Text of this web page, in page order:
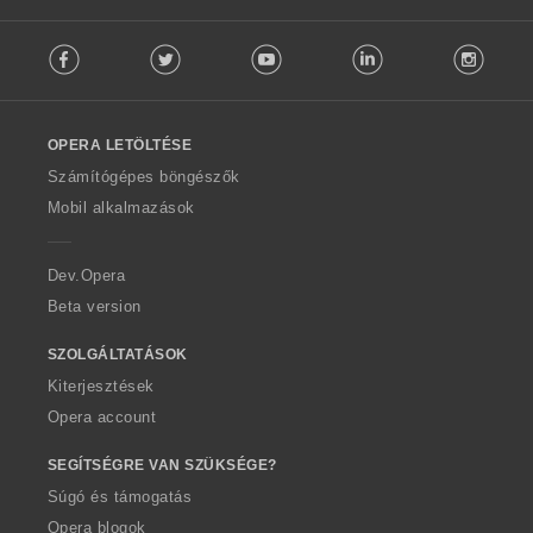
o
w
O
p
a
Facebook Twitter Youtube LinkedIn
OPERA LETÖLTÉSE
Számítógépes böngészők
Mobil alkalmazások
Dev.Opera
Beta version
SZOLGÁLTATÁSOK
Kiterjesztések
Opera account
SEGÍTSÉGRE VAN SZÜKSÉGE?
Súgó és támogatás
Opera blogok